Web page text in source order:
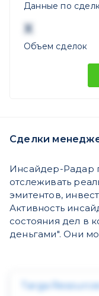
Данные по
X
Объем сделок
Сделки
Инсайдер-Радар
отслеживать
эмитентов,
Активность
состояния дел в
деньгами". Они
Targa